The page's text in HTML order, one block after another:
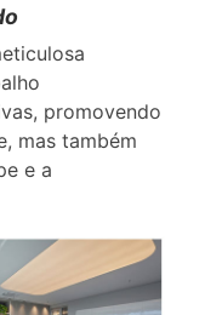
promovendo
mas também
e a